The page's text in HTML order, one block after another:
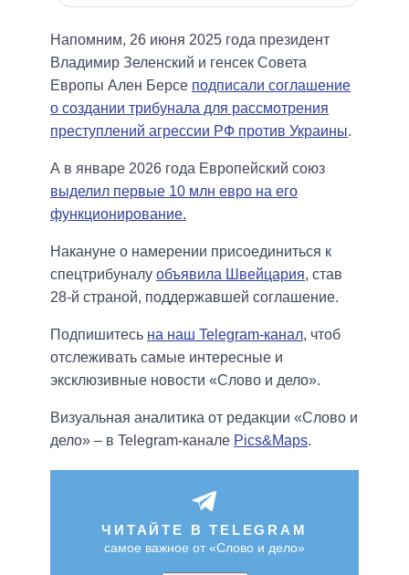
Напомним, 26 июня 2025 года президент
Владимир Зеленский и генсек Совета
Европы Ален Берсе подписали соглашение
о создании трибунала для рассмотрения
преступлений агрессии РФ против Украины.
А в январе 2026 года Европейский союз
выделил первые 10 млн евро на его
функционирование.
Накануне о намерении присоединиться к
спецтрибуналу объявила Швейцария, став
28-й страной, поддержавшей соглашение.
Подпишитесь на наш Telegram-канал, чтоб
отслеживать самые интересные и
эксклюзивные новости «Слово и дело».
Визуальная аналитика от редакции «Слово и
дело» – в Telegram-канале Pics&Maps.
ЧИТАЙТЕ В TELEGRAM
самое важное от «Слово и дело»